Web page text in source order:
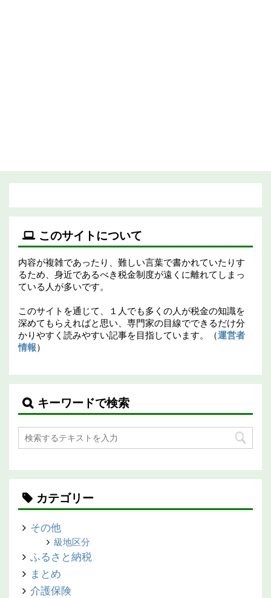
このサイトについて
内容が複雑であったり、難しい言葉で書かれていたりす
るため、身近であるべき税金制度が遠くに離れてしまっ
ている人が多いです。
このサイトを通じて、１人でも多くの人が税金の知識を
深めてもらえればと思い、専門家の目線でできるだけ分
かりやすく読みやすい記事を目指しています。（運営者
情報）
キーワードで検索
カテゴリー
その他
級地区分
ふるさと納税
まとめ
介護保険